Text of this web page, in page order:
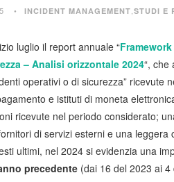
INCIDENT MANAGEMENT,STUDI E
luglio il report annuale “
– Analisi orizzontale 2024“, che
operativi o di sicurezza” ricevute
e istituti di moneta
ricevute nel periodo considerato;
di servizi esterni e una leggera
ultimi, nel 2024 si evidenzia una
precedente (dai 16 del 2023 ai